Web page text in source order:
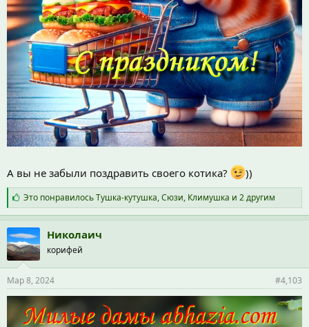
А вы не забыли поздравить своего котика? ))
С
и
м
п
а
т
и
:
Это понравилосьТушка-кутушка,Сюзи, Климушка и 2 другим
Николаич
корифей
Мар 8, 2024 #4,103